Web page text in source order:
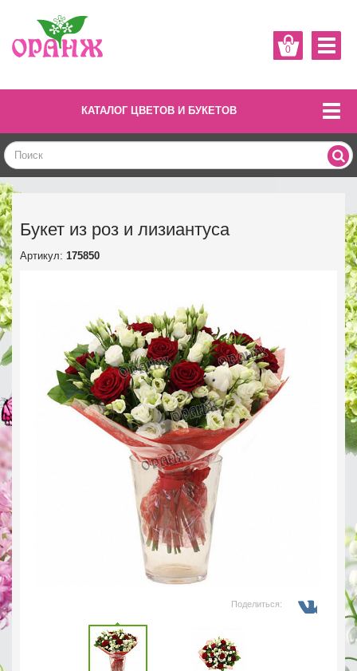
0
КАТАЛОГ ЦВЕТОВ И БУКЕТОВ
Букет из роз и лизиантуса
Артикул: 175850
Поделиться: